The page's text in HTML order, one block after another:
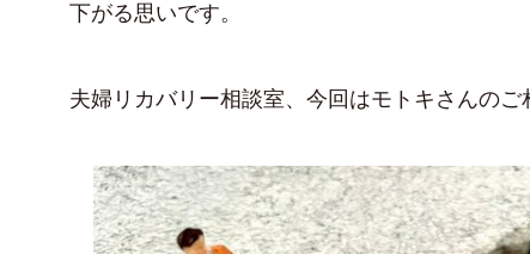
下がる思いです。
夫婦リカバリー相談室、今回はモトキさんのご